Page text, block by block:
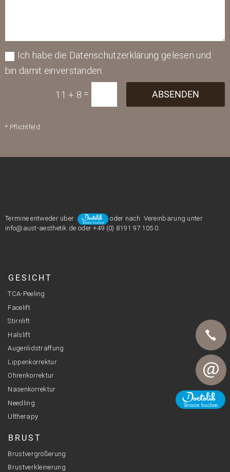
Ich habe die Datenschutzerklärung gelesen und
bin damit einverstanden.
11 + 8 = ABSENDEN
* Pflichtfeld
Termine entweder über
oder nach Vereinbarung unter
info@aust-aesthetik.de oder +49 (0) 8191 97 105 0.
GESICHT
TCA-Peeling
Facelift
Stirnlift
Halslift
Augenlidstraffung
Lippenkorrektur
Ohrenkorrektur
Nasenkorrektur
Needling
Ultherapy
BRUST
Brustvergrößerung
Brustverkleinerung
Telefon
E-Mail